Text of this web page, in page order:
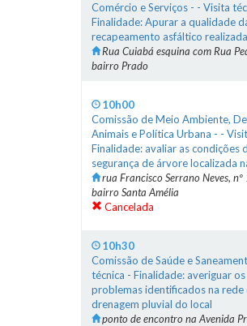
Comércio e Serviços - - Visita
Finalidade: Apurar a qualidade
recapeamento asfáltico
Rua Cuiabá esquina com Rua
bairro Prado
10h00
Comissão de Meio Ambiente,
Animais e Política Urbana - -
Finalidade: avaliar as condições
segurança de árvore localizada
rua Francisco Serrano Neves,
bairro Santa Amélia
Cancelada
10h30
Comissão de Saúde e
técnica - Finalidade: averiguar os
problemas identificados na rede
drenagem pluvial do local
ponto de encontro na Avenida